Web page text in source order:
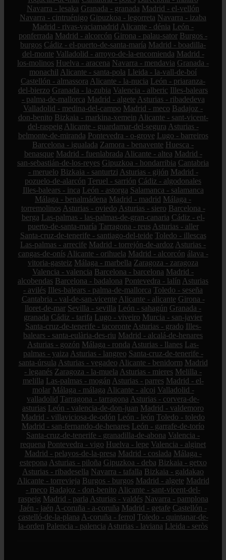
Navarra - lesaka Granada - granada Madrid - el-vellón
Navarra - cintruénigo Gipuzkoa - legorreta Navarra - izaba
Madrid - rivas-vaciamadrid Alicante - dénia León -
ponferrada Madrid - alcorcón Girona - palau-sator Burgos -
burgos Cádiz - el-puerto-de-santa-maría Madrid - boadilla-
del-monte Valladolid - arroyo-de-la-encomienda Madrid -
los-molinos Huelva - aracena Navarra - mendavia Granada -
monachil Alicante - santa-pola Lleida - la-vall-de-boí
Castellón - almassora Alicante - la-nucia León - priaranza-
del-bierzo Granada - la-zubia Valencia - alberic Illes-balears
- palma-de-mallorca Madrid - algete Asturias - ribadedeva
Valladolid - medina-del-campo Madrid - meco Badajoz -
don-benito Bizkaia - markina-xemein Alicante - sant-vicent-
del-raspeig Alicante - guardamar-del-segura Asturias -
belmonte-de-miranda Pontevedra - o-grove Lugo - barreiros
Barcelona - igualada Zamora - benavente Huesca -
benasque Madrid - fuenlabrada Alicante - altea Madrid -
san-sebastián-de-los-reyes Gipuzkoa - hondarribia Cantabria
- meruelo Bizkaia - santurtzi Asturias - gijón Madrid -
pozuelo-de-alarcón Teruel - sarrión Cádiz - algodonales
Illes-balears - inca León - astorga Salamanca - salamanca
Málaga - benalmádena Madrid - madrid Málaga -
torremolinos Asturias - oviedo Asturias - siero Barcelona -
berga Las-palmas - las-palmas-de-gran-canaria Cádiz - el-
puerto-de-santa-maría Tarragona - reus Asturias - aller
Santa-cruz-de-tenerife - santiago-del-teide Toledo - illescas
Las-palmas - arrecife Madrid - torrejón-de-ardoz Asturias -
cangas-de-onís Alicante - orihuela Madrid - alcorcón álava -
vitoria-gasteiz Málaga - marbella Zaragoza - zaragoza
Valencia - valencia Barcelona - barcelona Madrid -
alcobendas Barcelona - badalona Pontevedra - lalín Asturias
- avilés Illes-balears - palma-de-mallorca Toledo - seseña
Cantabria - val-de-san-vicente Alicante - alicante Girona -
lloret-de-mar Sevilla - sevilla León - sahagún Granada -
granada Cádiz - tarifa Lugo - viveiro Murcia - san-javier
Santa-cruz-de-tenerife - tacoronte Asturias - grado Illes-
balears - santa-eulària-des-riu Madrid - alcalá-de-henares
Asturias - gozón Málaga - ronda Asturias - llanes Las-
palmas - yaiza Asturias - langreo Santa-cruz-de-tenerife -
santa-úrsula Asturias - vegadeo Alicante - benidorm Madrid
- leganés Zaragoza - la-muela Asturias - mieres Melilla -
melilla Las-palmas - mogán Asturias - parres Madrid - el-
molar Málaga - málaga Alicante - alcoi Valladolid -
valladolid Tarragona - tarragona Asturias - corvera-de-
asturias León - valencia-de-don-juan Madrid - valdemoro
Madrid - villaviciosa-de-odón León - león Toledo - toledo
Madrid - san-fernando-de-henares León - garrafe-de-torío
Santa-cruz-de-tenerife - granadilla-de-abona Valencia -
requena Pontevedra - vigo Huelva - lepe Valencia - alginet
Madrid - pelayos-de-la-presa Madrid - coslada Málaga -
estepona Asturias - piloña Gipuzkoa - deba Bizkaia - getxo
Asturias - ribadesella Navarra - tafalla Bizkaia - galdakao
Alicante - torrevieja Burgos - burgos Madrid - algete Madrid
- meco Badajoz - don-benito Alicante - sant-vicent-del-
raspeig Madrid - parla Asturias - valdés Navarra - pamplona
Jaén - jaén A-coruña - a-coruña Madrid - getafe Castellón -
castelló-de-la-plana A-coruña - ferrol Toledo - quintanar-de-
la-orden Palencia - palencia Asturias - laviana Lleida - seròs